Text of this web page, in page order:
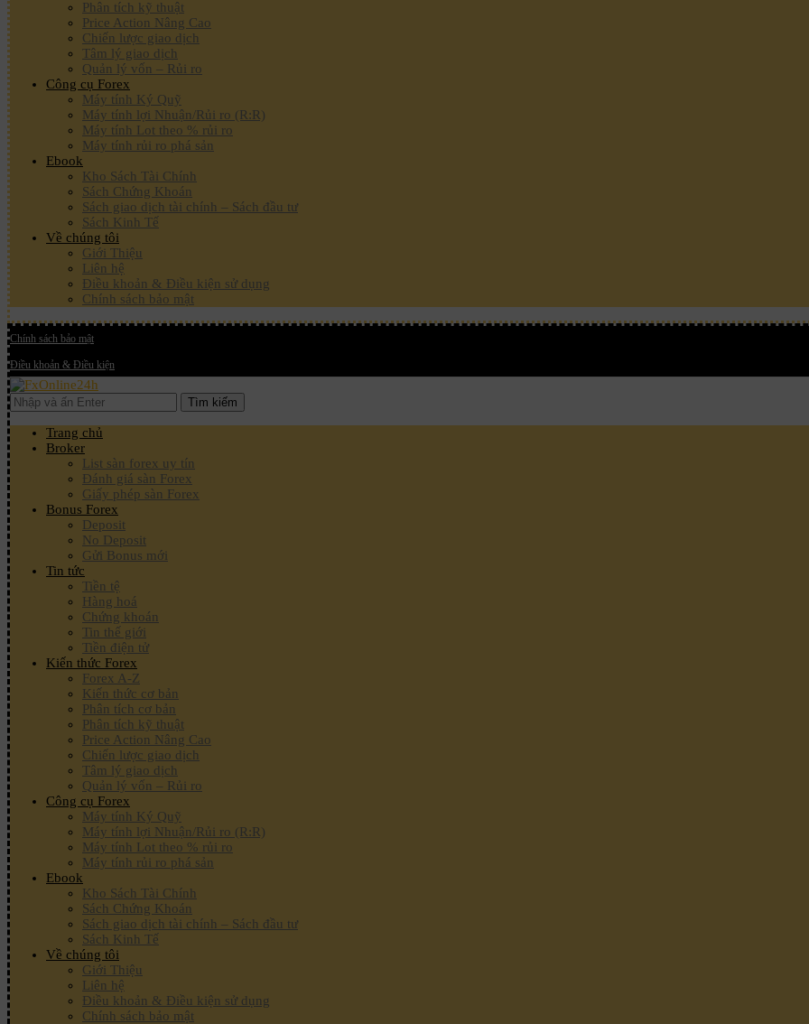
Phân tích kỹ thuật
Price Action Nâng Cao
Chiến lược giao dịch
Tâm lý giao dịch
Quản lý vốn – Rủi ro
Công cụ Forex
Máy tính Ký Quỹ
Máy tính lợi Nhuận/Rủi ro (R:R)
Máy tính Lot theo % rủi ro
Máy tính rủi ro phá sản
Ebook
Kho Sách Tài Chính
Sách Chứng Khoán
Sách giao dịch tài chính – Sách đầu tư
Sách Kinh Tế
Về chúng tôi
Giới Thiệu
Liên hệ
Điều khoản & Điều kiện sử dụng
Chính sách bảo mật
Chính sách bảo mật
Điều khoản & Điều kiện
Tìm kiếm
Trang chủ
Broker
List sàn forex uy tín
Đánh giá sàn Forex
Giấy phép sàn Forex
Bonus Forex
Deposit
No Deposit
Gửi Bonus mới
Tin tức
Tiền tệ
Hàng hoá
Chứng khoán
Tin thế giới
Tiền điện tử
Kiến thức Forex
Forex A-Z
Kiến thức cơ bản
Phân tích cơ bản
Phân tích kỹ thuật
Price Action Nâng Cao
Chiến lược giao dịch
Tâm lý giao dịch
Quản lý vốn – Rủi ro
Công cụ Forex
Máy tính Ký Quỹ
Máy tính lợi Nhuận/Rủi ro (R:R)
Máy tính Lot theo % rủi ro
Máy tính rủi ro phá sản
Ebook
Kho Sách Tài Chính
Sách Chứng Khoán
Sách giao dịch tài chính – Sách đầu tư
Sách Kinh Tế
Về chúng tôi
Giới Thiệu
Liên hệ
Điều khoản & Điều kiện sử dụng
Chính sách bảo mật